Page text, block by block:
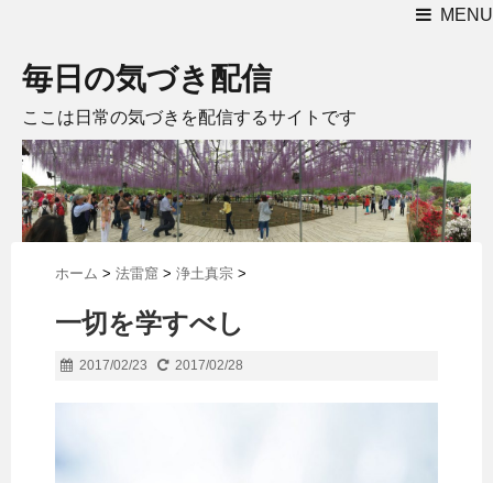
MENU
毎日の気づき配信
ここは日常の気づきを配信するサイトです
ホーム > 法雷窟 > 浄土真宗 >
一切を学すべし
2017/02/23 2017/02/28